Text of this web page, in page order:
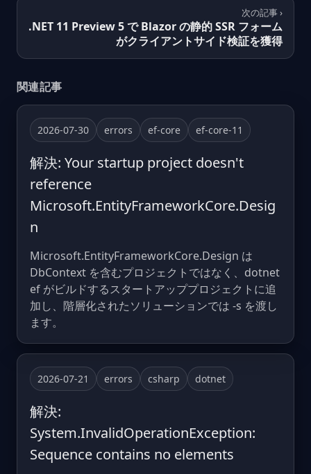
次の記事 ›
.NET 11 Preview 5 で Blazor の静的 SSR フォーム
がクライアントサイド検証を獲得
関連記事
2026-07-30 errors ef-core ef-core-11
解決: Your startup project doesn't
reference
Microsoft.EntityFrameworkCore.Desig
n
Microsoft.EntityFrameworkCore.Design は
DbContext を含むプロジェクトではなく、dotnet
ef がビルドするスタートアッププロジェクトに追
加し、階層化されたソリューションでは -s を渡し
ます。
2026-07-21 errors csharp dotnet
解決:
System.InvalidOperationException:
Sequence contains no elements